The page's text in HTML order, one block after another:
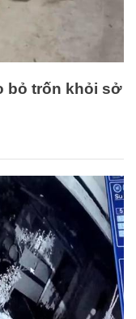
bỏ trốn khỏi sở